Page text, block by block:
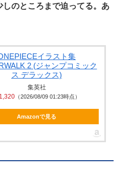
のところまで迫ってる。あ
イラスト集
2 (ジャンプコミック
ス デラックス)
集英社
（2026/08/09 01:23時点）
Amazonで見る